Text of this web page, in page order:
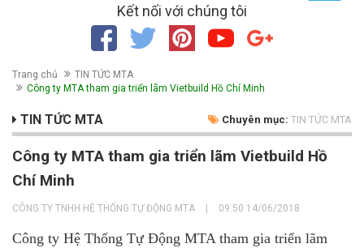
Kết nối với chúng tôi
Trang chủ
TIN TỨC MTA
Công ty MTA tham gia triển lãm Vietbuild Hồ Chí Minh
TIN TỨC MTA Chuyên mục: TIN TỨC MTA
Công ty MTA tham gia triển lãm Vietbuild Hồ
Chí Minh
CÔNG TY TNHH HỆ THỐNG TỰ ĐỘNG MTA 09:50 14/06/2018
Công ty Hệ Thống Tự Động MTA tham gia triển lãm